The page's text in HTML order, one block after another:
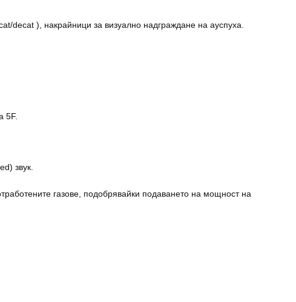
decat ), накрайници за визуално надграждане на ауспуха.
5F.
звук.
газове, подобрявайки подаването на мощност на